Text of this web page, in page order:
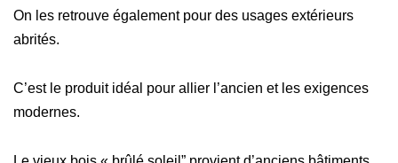
On les retrouve également pour des usages extérieurs
abrités.
C’est le produit idéal pour allier l’ancien et les exigences
modernes.